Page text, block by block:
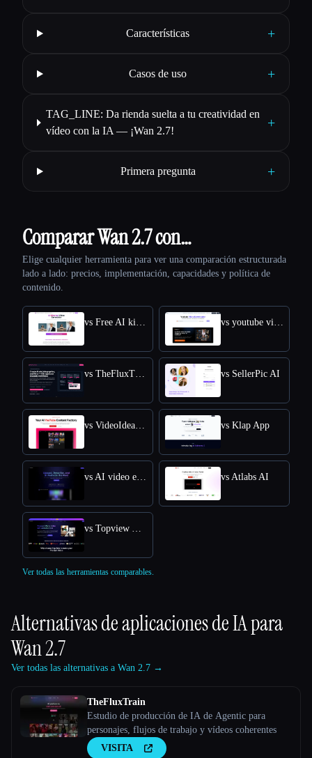
Características +
Casos de uso +
TAG_LINE: Da rienda suelta a tu creatividad en
vídeo con la IA — ¡Wan 2.7!
+
Primera pregunta +
Comparar Wan 2.7 con…
Elige cualquier herramienta para ver una comparación estructurada
lado a lado: precios, implementación, capacidades y política de
contenido.
vs Free AI kissing video generator vs youtube video downloader
vs TheFluxTrain vs SellerPic AI
vs VideoIdeas AI vs Klap App
vs AI video editor vs Atlabs AI
vs Topview AI URL to Video
Ver todas las herramientas comparables.
Alternativas de aplicaciones de IA para
Wan 2.7
Ver todas las alternativas a Wan 2.7 →
TheFluxTrain
Estudio de producción de IA de Agentic para
personajes, flujos de trabajo y vídeos coherentes
VISITA